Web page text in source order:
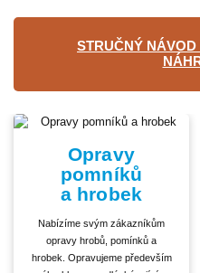
STRUČNÝ
Opravy
pomníků
a hrobek
Nabízíme svým zákazníkům
opravy hrobů, pomínků a
hrobek. Opravujeme především